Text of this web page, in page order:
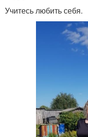
Учитесь любить себя.